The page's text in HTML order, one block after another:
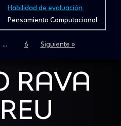
Habilidad de evaluación
Pensamiento Computacional
… 6 Siguiente »
RAVA